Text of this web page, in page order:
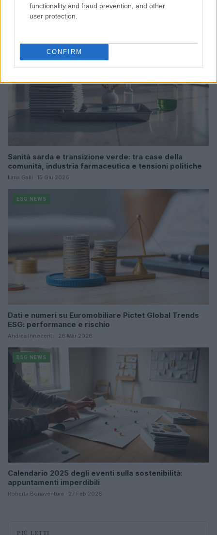
functionality and fraud prevention, and other
user protection.
CONFIRM
ESG NEWS
Sanità sarda e transizione verde: tra case della
comunità, industria farmaceutica e tensioni politiche
Ilaria Galli · 15 Giu 2026
ESG NEWS
Dati e numeri su Euromobiliare Pictet Global Trends
ESG: performance e rischio
Andrea Innocenti · 26 Mar 2026
ESG NEWS
Calendario 2025 degli eventi sulla sostenibilità:
appuntamenti imperdibili
Roberta Bonaventura · 27 Feb 2026
PIÙ LETTI